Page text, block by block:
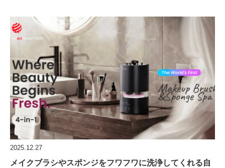
2025.12.27
メイクブラシやスポンジをフワフワに洗浄してくれる自